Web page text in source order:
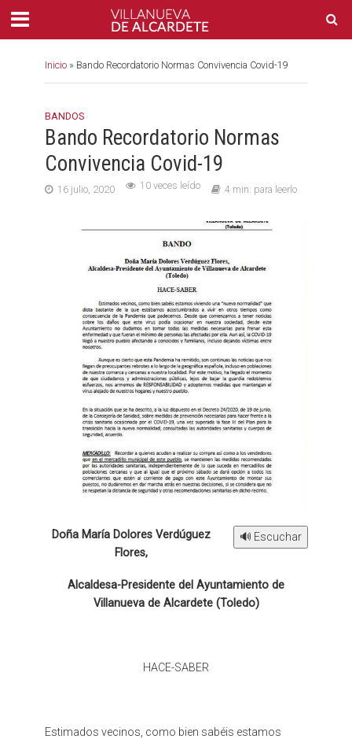
Inicio» Bando Recordatorio Normas Convivencia Covid-19
BANDOS
Bando Recordatorio Normas
Convivencia Covid-19
16 julio, 2020 10 veces leído 4 min. para leerlo
🔊 Escuchar
Doña María Dolores Verdúguez
Flores,
Alcaldesa-Presidente del Ayuntamiento de
Villanueva de Alcardete (Toledo)
HACE-SABER
Estimados vecinos, como bien sabéis estamos